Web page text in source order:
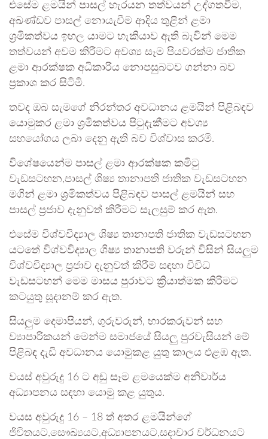
එසේම ළමයින් පාසල් හැරයන තත්වයන් උද්ගතවීම,
අඛණ්ඩව පාසල් නොයැවීම ආදිය තුළින් ළමා
ශ්‍රමිකත්වය ඉහල යාමට හැකියාව ඇති බැවින් මෙම
තත්වයන් අවම කිරීමට අවශ්‍ය සෑම පියවරක්ම ජාතික
ළමා ආරක්ෂක අධිකාරිය නොපසුබටව ගන්නා බව
ප්‍රකාශ කර සිටිමි.
තවද ඔබ සැමගේ නිරන්තර අවධානය ළමයින් පිළිබඳව
යොමුකර ළමා ශ්‍රමිකත්වය පිටුදැකීමට අවශ්‍ය
සහයෝගය ලබා දෙනු ඇති බව විශ්වාස කරමි.
විශේෂයෙන්ම පාසල් ළමා ආරක්ෂක කමිටු
වැඩසටහන,පාසල් ශිෂ්‍ය තානාපති ජාතික වැඩසටහන
මගින් ළමා ශ්‍රමිකත්වය පිළිබඳව පාසල් ළමයින් සහ
පාසල් ප්‍රජාව දැනුවත් කිරීමට සැලසුම් කර ඇත.
එසේම විශ්වවිද්‍යාල ශිෂ්‍ය තානාපති ජාතික වැඩසටහන
යටතේ විශ්වවිද්‍යාල ශිෂ්‍ය තානාපති වරුන් විසින් සියලුම
විශ්වවිද්‍යාල ප්‍රජාව දැනුවත් කිරීම සඳහා විවිධ
වැඩසටහන් මෙම මාසය පුරාවට ක්‍රියාත්මක කිරිමට
කටයුතු සූදානම් කර ඇත.
සියලුම දෙමාපියන්, ගුරුවරුන්, භාරකරුවන් සහ
ව්‍යාපාරිකයන් මෙන්ම සමාජයේ සියලු පුරවැසියන් මේ
පිළිබඳ දැඩි අවධානය යොමුකළ යුතු කාලය එළඹ ඇත.
වයස් අවුරුදු 16 ට අඩු සෑම ළමයෙක්ම අනිවාර්ය
අධ්‍යාපනය සඳහා යොමු කළ යුතුය.
වයස අවුරුදු 16 – 18 ත් අතර ළමයින්ගේ
ජිවිතයට,සෞඛ්‍යයට,අධ්‍යාපනයට,සදාචාර වර්ධනයට